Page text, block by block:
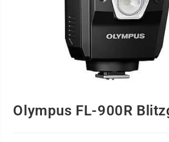
Olympus FL-900R